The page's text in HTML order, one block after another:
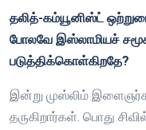
தலித்-கம்யூனிஸ்ட்
போலவே இஸ்லாமியச்
படுத்திக்கொள்கிறதே?
இன்று முஸ்லிம்
தருகிறார்கள். பொது